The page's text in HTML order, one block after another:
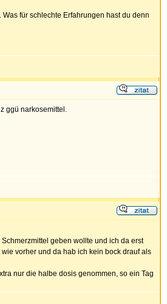
für schlechte Erfahrungen hast du denn
ggü narkosemittel.
geben wollte und ich da erst
vorher und da hab ich kein bock drauf als
nur die halbe dosis genommen, so ein Tag